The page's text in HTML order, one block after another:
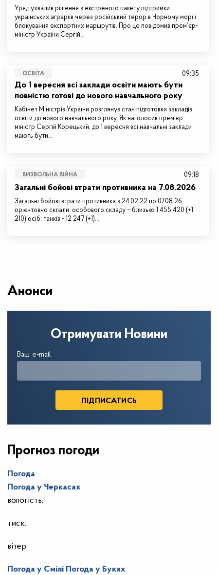
Уряд ухвалив рішення з екстреного пакету підтримки
українських аграріїв через російський терор в Чорному морі і
блокування експортних маршрутів. Про це повідомив прем’єр-
міністр України Сергій…
ОСВІТА
До 1 вересня всі заклади освіти мають бути
повністю готові до нового навчального року
Кабінет Міністрів України розглянув стан підготовки закладів
освіти до нового навчального року. Як наголосив прем’єр-
міністр Сергій Корецький, до 1 вересня всі навчальні заклади
мають бути…
09:35
ВИЗВОЛЬНА ВІЙНА
Загальні бойові втрати противника на 7.08.2026
Загальні бойові втрати противника з 24.02.22 по 07.08.26
орієнтовно склали: особового складу – близько 1 455 420 (+1
210) осіб; танків - 12 247 (+1)…
09:18
Анонси
Отримувати Новини
Ваш e-mail
Прогноз погоди
Погода
Погода у Черкасах
вологість:
тиск:
вітер:
Погода у Смілі Погода у Буках